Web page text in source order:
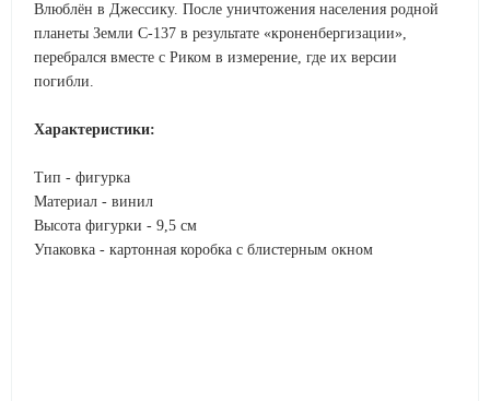
Влюблён в Джессику. После уничтожения населения родной
планеты Земли C-137 в результате «кроненбергизации»,
перебрался вместе с Риком в измерение, где их версии
погибли.
Характеристики:
Тип - фигурка
Материал - винил
Высота фигурки - 9,5 см
Упаковка - картонная коробка с блистерным окном